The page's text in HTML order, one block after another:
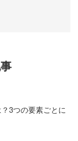
3つの要素ごとに